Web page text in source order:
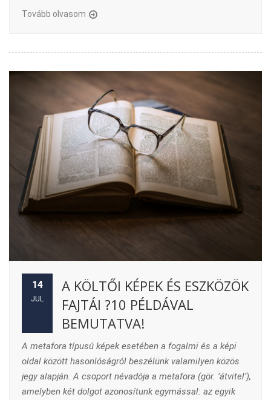
Tovább olvasom
14
JUL
A KÖLTŐI KÉPEK ÉS ESZKÖZÖK
FAJTÁI ?10 PÉLDÁVAL
BEMUTATVA!
A metafora típusú képek esetében a fogalmi és a képi
oldal között hasonlóságról beszélünk valamilyen közös
jegy alapján. A csoport névadója a metafora (gör. ’átvitel’),
amelyben két dolgot azonosítunk egymással: az egyik